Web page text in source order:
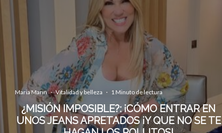
Maria Marin · Vitalidad y belleza · 1 Minuto de lectura
¿MISIÓN IMPOSIBLE?: ¡CÓMO ENTRAR EN
UNOS JEANS APRETADOS ¡Y QUE NO SE TE